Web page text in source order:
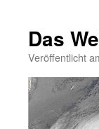
Das
Veröffentlicht